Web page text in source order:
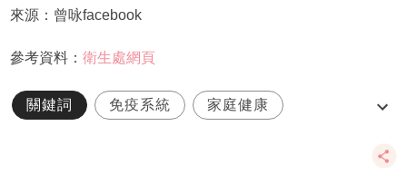
來源：曾咏facebook
參考資料： 衛生處網頁
關鍵詞 免疫系統 家庭健康